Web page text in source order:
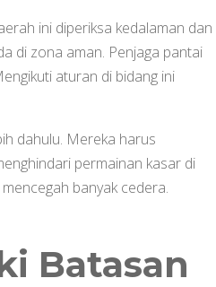
ini diperiksa kedalaman dan
di zona aman. Penjaga pantai
aturan di bidang ini
dahulu. Mereka harus
permainan kasar di
banyak cedera.
Batasan